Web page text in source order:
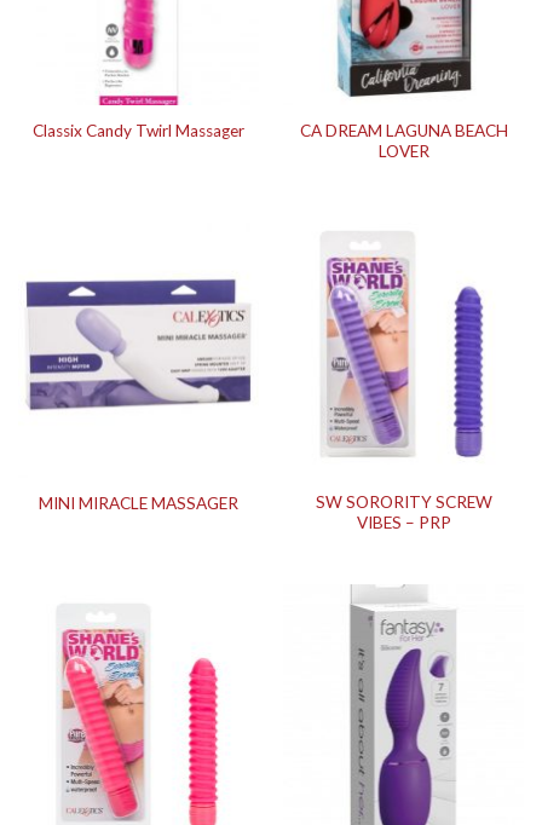
Classix Candy Twirl Massager
CA DREAM LAGUNA BEACH
LOVER
MINI MIRACLE MASSAGER
SW SORORITY SCREW
VIBES – PRP